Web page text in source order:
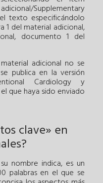
Supplementary
texto especificándolo
1 del material adicional,
documento 1 del
adicional no se
publica en la versión
Cardiology y
que haya sido enviado
clave» en
nombre indica, es un
palabras en el que se